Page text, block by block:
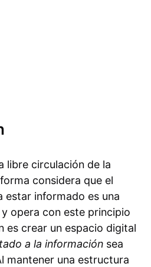
libre circulación de la
considera que el
estar informado es una
opera con este principio
es crear un espacio digital
a la información sea
mantener una estructura